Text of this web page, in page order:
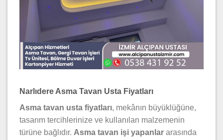
Narlıdere Asma Tavan Usta Fiyatları
Asma tavan usta fiyatları, mekânın büyüklüğüne,
tasarım tercihlerinize ve kullanılan malzemenin
türüne bağlıdır. Asma tavan işi yapanlar arasında